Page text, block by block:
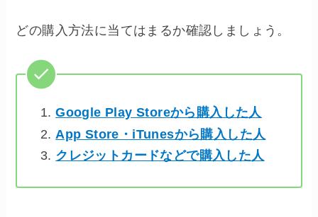
どの購入方法に当てはまるか確認しましょう。
Google Play Storeから購入した人
App Store・iTunesから購入した人
クレジットカードなどで購入した人